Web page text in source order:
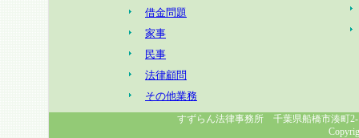
借金問題
家事
民事
法律顧問
その他業務
すずらん法律事務所 千葉県船橋市湊町